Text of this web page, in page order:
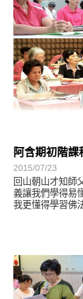
阿含期初階課
2015/07/23
回山朝山才知師
義讓我們學得易
我更懂得學習佛